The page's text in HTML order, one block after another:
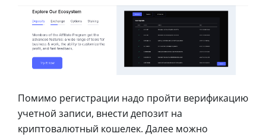
Помимо регистрации надо пройти верификацию
учетной записи, внести депозит на
криптовалютный кошелек. Далее можно